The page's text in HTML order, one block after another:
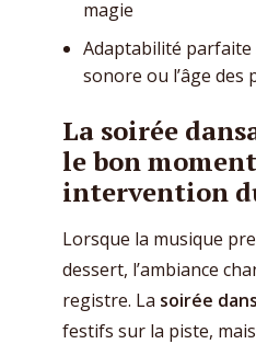
magie
Adaptabilité parfaite
sonore ou l’âge des
La soirée
le bon
intervention
Lorsque la musique
dessert, l’ambiance
registre. La soirée
festifs sur la piste,